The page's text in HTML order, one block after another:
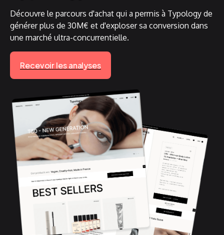
Découvre le parcours d'achat qui a permis à Typology de
générer plus de 30M€ et d'exploser sa conversion dans
une marché ultra-concurrentielle.
Recevoir les analyses